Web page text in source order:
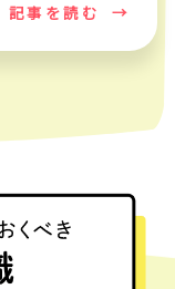
記事を読む →